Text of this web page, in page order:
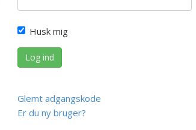
Husk mig
Log ind
Glemt adgangskode
Er du ny bruger?